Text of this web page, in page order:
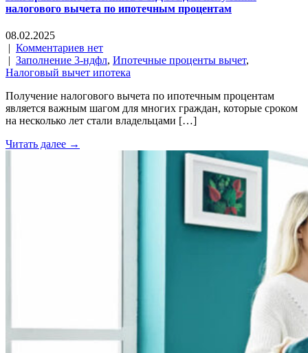
налогового вычета по ипотечным процентам
08.02.2025
| Комментариев нет
| Заполнение 3-ндфл, Ипотечные проценты вычет,
Налоговый вычет ипотека
Получение налогового вычета по ипотечным процентам
является важным шагом для многих граждан, которые сроком
на несколько лет стали владельцами […]
Читать далее →